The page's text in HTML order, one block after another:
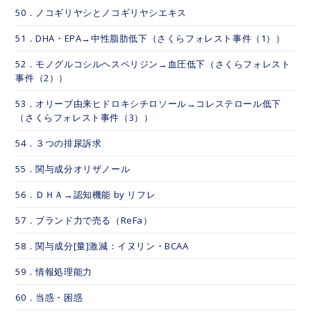
50．ノコギリヤシとノコギリヤシエキス
51．DHA・EPA→中性脂肪低下（さくらフォレスト事件（1））
52．モノグルコシルヘスペリジン→血圧低下（さくらフォレスト
事件（2））
53．オリーブ由来ヒドロキシチロソール→コレステロール低下
（さくらフォレスト事件（3））
54．３つの排尿訴求
55．関与成分オリザノール
56．ＤＨＡ→認知機能 by リフレ
57．ブランド力で売る（ReFa）
58．関与成分[量]激減：イヌリン・BCAA
59．情報処理能力
60．当惑・困惑